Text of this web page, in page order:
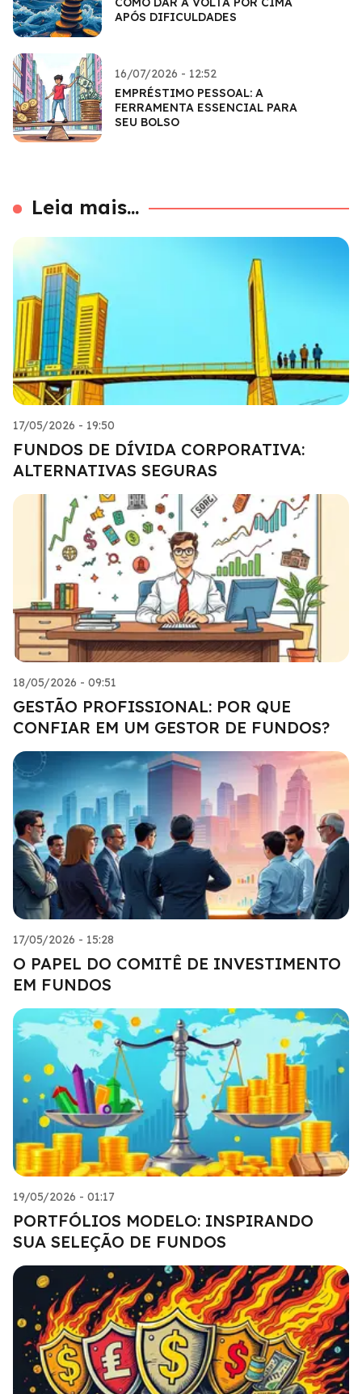
APÓS DIFICULDADES
16/07/2026 - 12:52
EMPRÉSTIMO PESSOAL: A
FERRAMENTA ESSENCIAL PARA
SEU BOLSO
Leia mais...
17/05/2026 - 19:50
FUNDOS DE DÍVIDA CORPORATIVA:
ALTERNATIVAS SEGURAS
18/05/2026 - 09:51
GESTÃO PROFISSIONAL: POR QUE
CONFIAR EM UM GESTOR DE FUNDOS?
17/05/2026 - 15:28
O PAPEL DO COMITÊ DE INVESTIMENTO
EM FUNDOS
19/05/2026 - 01:17
PORTFÓLIOS MODELO: INSPIRANDO
SUA SELEÇÃO DE FUNDOS